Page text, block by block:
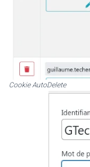
Cookie AutoDelete